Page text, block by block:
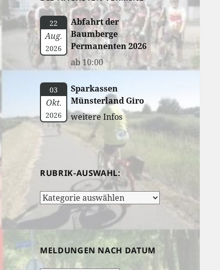
22
Aug.
2026
Abfahrt der
Baumberge
Permanenten 2026
ab 10:00
03
Okt.
2026
Sparkassen
Münsterland Giro
weitere Infos
RUBRIK-AUSWAHL:
Rubrik-
Auswahl:
MELDUNGEN NACH DATUM